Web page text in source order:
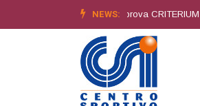
NEWS:
Orienteering4^ prova CRITERIUM CSI